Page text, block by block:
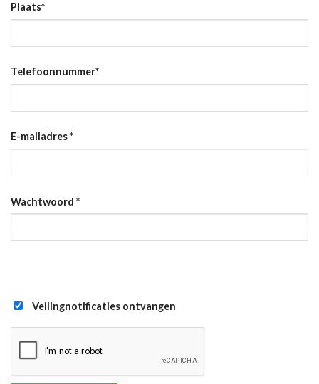
Plaats*
Telefoonnummer*
E-mailadres*
Wachtwoord *
Veilingnotificaties ontvangen